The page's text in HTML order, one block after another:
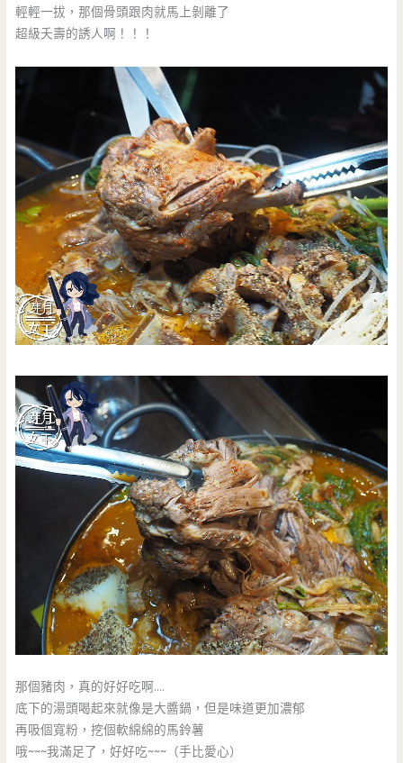
輕輕一拔，那個骨頭跟肉就馬上剝離了
超級夭壽的誘人啊！！！
那個豬肉，真的好好吃啊….
底下的湯頭喝起來就像是大醬鍋，但是味道更加濃郁
再吸個寬粉，挖個軟綿綿的馬鈴薯
哦~~~我滿足了，好好吃~~~（手比愛心）